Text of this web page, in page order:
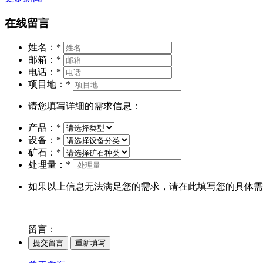
在线留言
姓名： *
邮箱： *
电话： *
项目地： *
请您填写详细的需求信息：
产品： *
设备： *
矿石： *
处理量： *
如果以上信息无法满足您的需求，请在此填写您的具体
留言：